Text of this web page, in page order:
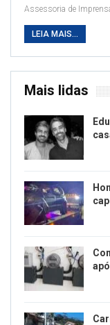
Assessoria de
LEIA MAIS...
Mais lidas